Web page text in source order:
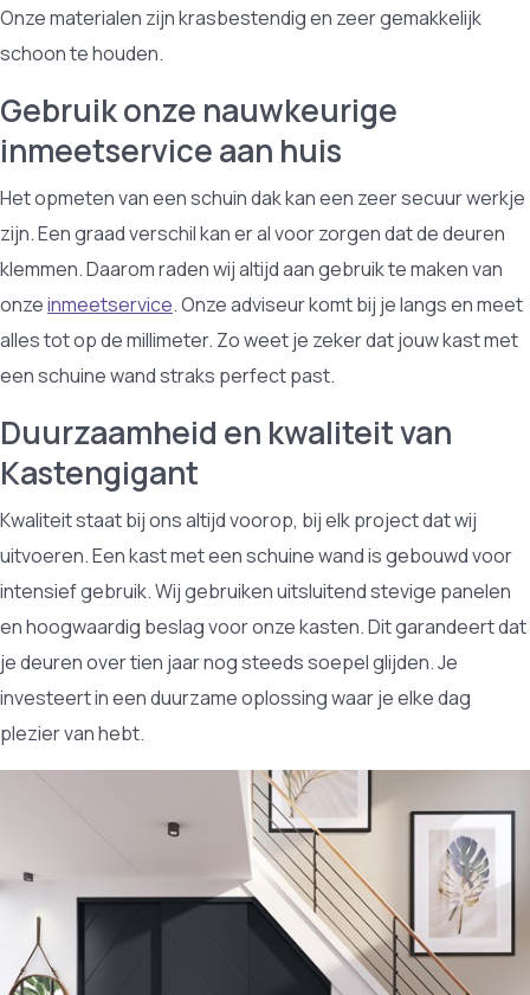
Onze materialen zijn krasbestendig en zeer gemakkelijk
schoon te houden.
Gebruik onze nauwkeurige
inmeetservice aan huis
Het opmeten van een schuin dak kan een zeer secuur werkje
zijn. Een graad verschil kan er al voor zorgen dat de deuren
klemmen. Daarom raden wij altijd aan gebruik te maken van
onzeinmeetservice. Onze adviseur komt bij je langs en meet
alles tot op de millimeter. Zo weet je zeker dat jouw kast met
een schuine wand straks perfect past.
Duurzaamheid en kwaliteit van
Kastengigant
Kwaliteit staat bij ons altijd voorop, bij elk project dat wij
uitvoeren. Een kast met een schuine wand is gebouwd voor
intensief gebruik. Wij gebruiken uitsluitend stevige panelen
en hoogwaardig beslag voor onze kasten. Dit garandeert dat
je deuren over tien jaar nog steeds soepel glijden. Je
investeert in een duurzame oplossing waar je elke dag
plezier van hebt.